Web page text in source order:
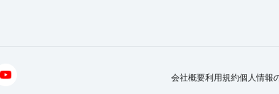
会社概要利用規約個人情報